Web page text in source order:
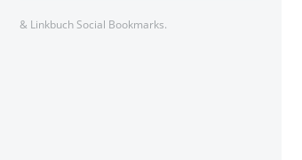
& Linkbuch Social Bookmarks.